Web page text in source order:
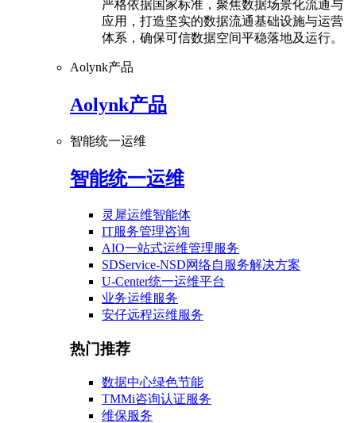
严格依据国家标准，聚焦数据场景化流通与
应用，打造坚实的数据流通基础设施与运营
体系，确保可信数据空间平稳落地及运行。
Aolynk产品
Aolynk产品
智能统一运维
智能统一运维
灵犀运维智能体
IT服务管理咨询
AIO一站式运维管理服务
SDService-NSD网络自服务解决方案
U-Center统一运维平台
业务运维服务
安仔远程运维服务
热门推荐
数据中心绿色节能
TMMi咨询认证服务
维保服务